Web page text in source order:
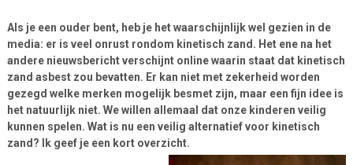
Als je een ouder bent, heb je het waarschijnlijk wel gezien in de
media: er is veel onrust rondom kinetisch zand. Het ene na het
andere nieuwsbericht verschijnt online waarin staat dat kinetisch
zand asbest zou bevatten. Er kan niet met zekerheid worden
gezegd welke merken mogelijk besmet zijn, maar een fijn idee is
het natuurlijk niet. We willen allemaal dat onze kinderen veilig
kunnen spelen. Wat is nu een veilig alternatief voor kinetisch
zand? Ik geef je een kort overzicht.